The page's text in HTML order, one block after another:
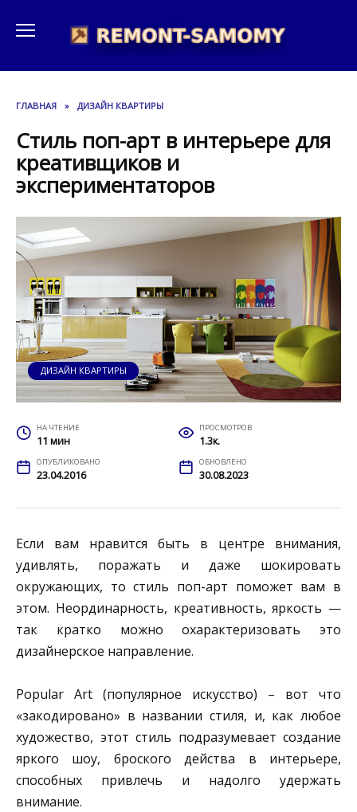
содержанию
ГЛАВНАЯ » ДИЗАЙН КВАРТИРЫ
Стиль поп-арт в интерьере для
креативщиков и
экспериментаторов
ДИЗАЙН КВАРТИРЫ
НА ЧТЕНИЕ
11 мин
ПРОСМОТРОВ
1.3к.
ОПУБЛИКОВАНО
23.04.2016
ОБНОВЛЕНО
30.08.2023
Если вам нравится быть в центре внимания,
удивлять, поражать и даже шокировать
окружающих, то стиль поп-арт поможет вам в
этом. Неординарность, креативность, яркость —
так кратко можно охарактеризовать это
дизайнерское направление.
Popular Art (популярное искусство) – вот что
«закодировано» в названии стиля, и, как любое
художество, этот стиль подразумевает создание
яркого шоу, броского действа в интерьере,
способных привлечь и надолго удержать
внимание.